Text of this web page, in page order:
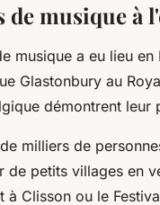
de musique à
musique a eu lieu
Glastonbury au
démontrent leur
milliers de
petits villages en
Clisson ou le